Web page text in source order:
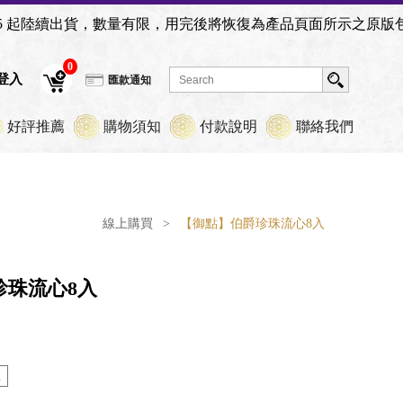
產品頁面所示之原版包裝，敬請見諒。
入
0
匯款通知
好評推薦 購物須知 付款說明 聯絡我們
線上購買 > 【御點】伯爵珍珠流心8入
珠流心8入